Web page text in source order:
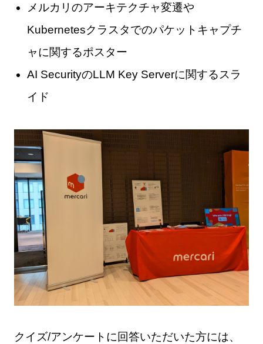
メルカリのアーキテクチャ変遷や
Kubernetesクラスタでのパケットキャプチ
ャに関するポスター
AI SecurityのLLM Key Serverに関するスラ
イド
クイズ/アンケートに回答いただいた方には、